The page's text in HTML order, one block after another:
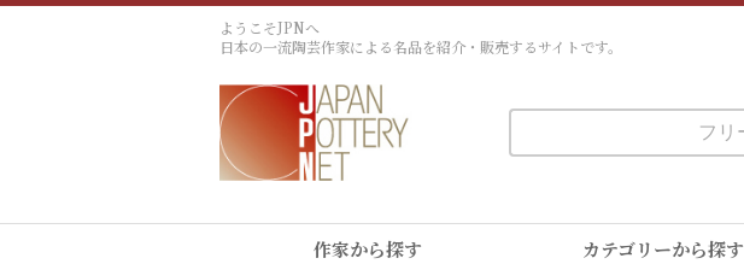
ようこそJPNへ
日本の一流陶芸作家による名品を紹介・販売するサイトです。
作家から探す カテゴリーから探す